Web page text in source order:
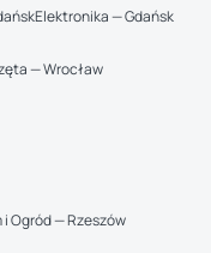
Elektronika — Gdańsk
— Wrocław
i Ogród — Rzeszów